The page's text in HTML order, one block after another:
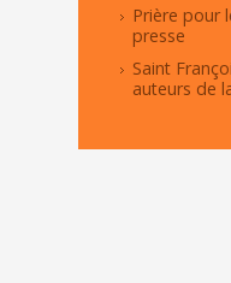
Prière pour
presse
Saint
auteurs de